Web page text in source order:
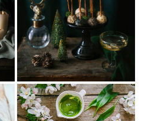
10 recettes vegan pour un
repas de Noël entre ami·es